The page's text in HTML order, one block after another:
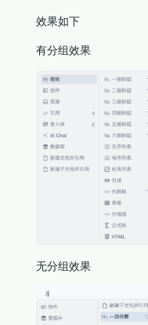
效果如下
有分组效果
无分组效果